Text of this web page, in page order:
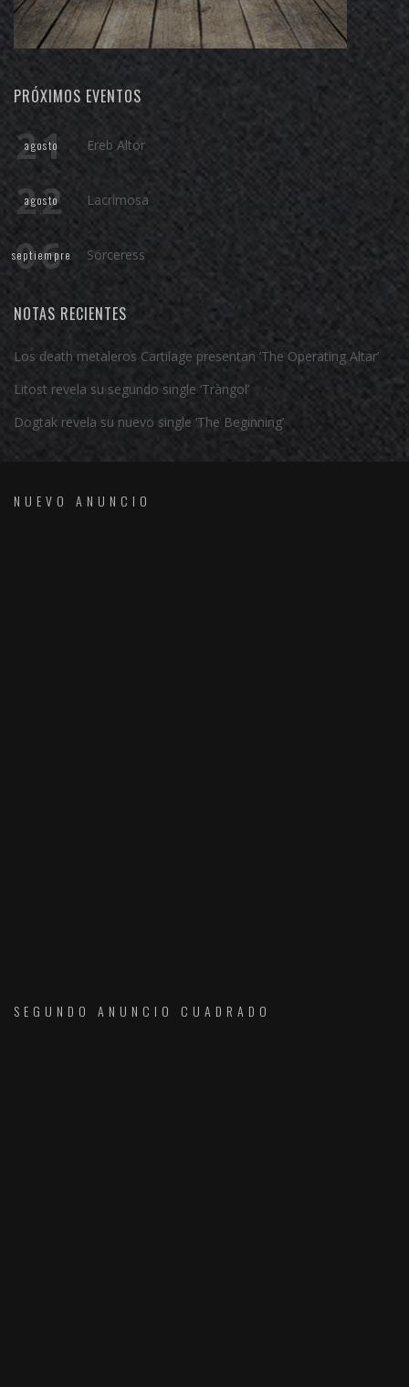
PRÓXIMOS EVENTOS
21
agosto Ereb Altor
22
agosto Lacrimosa
06
septiempre Sörceress
NOTAS RECIENTES
Los death metaleros Cartilage presentan ‘The Operating Altar’
Litost revela su segundo single ‘Tràngol’
Dogtak revela su nuevo single ‘The Beginning’
NUEVO ANUNCIO
SEGUNDO ANUNCIO CUADRADO